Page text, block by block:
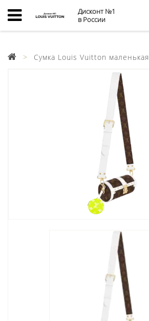
Дисконт №1
в России
Cумка Louis Vuitton маленькая